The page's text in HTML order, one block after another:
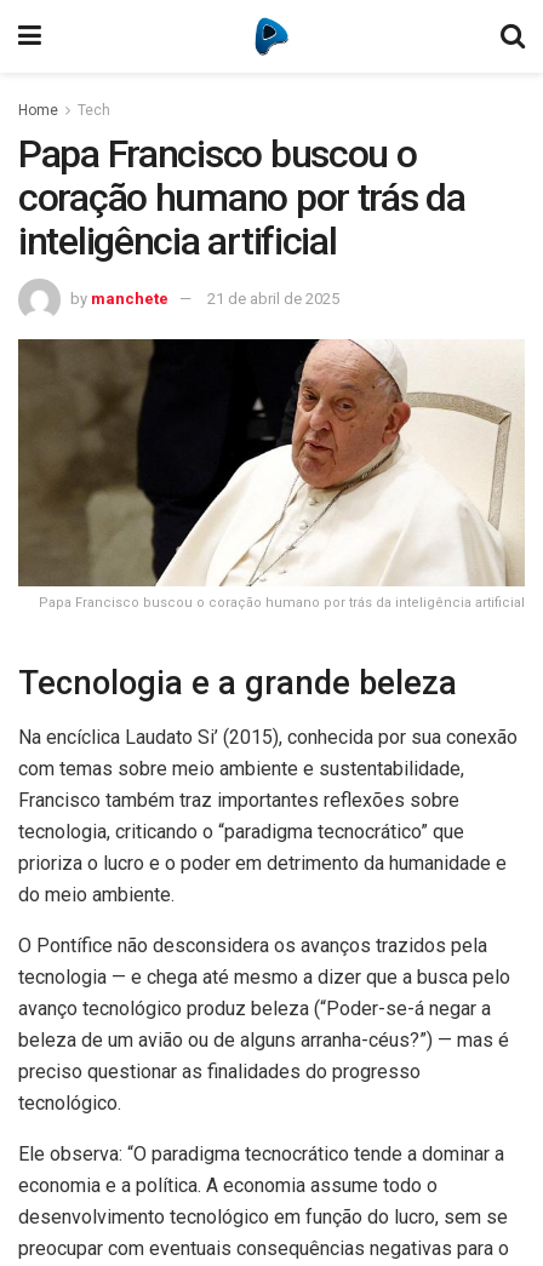
Home Tech
Papa Francisco buscou o
coração humano por trás da
inteligência artificial
by manchete 21 de abril de 2025
Papa Francisco buscou o coração humano por trás da inteligência artificial
Tecnologia e a grande beleza
Na encíclica Laudato Si’ (2015), conhecida por sua conexão
com temas sobre meio ambiente e sustentabilidade,
Francisco também traz importantes reflexões sobre
tecnologia, criticando o “paradigma tecnocrático” que
prioriza o lucro e o poder em detrimento da humanidade e
do meio ambiente.
O Pontífice não desconsidera os avanços trazidos pela
tecnologia — e chega até mesmo a dizer que a busca pelo
avanço tecnológico produz beleza (“Poder-se-á negar a
beleza de um avião ou de alguns arranha-céus?”) — mas é
preciso questionar as finalidades do progresso
tecnológico.
Ele observa: “O paradigma tecnocrático tende a dominar a
economia e a política. A economia assume todo o
desenvolvimento tecnológico em função do lucro, sem se
preocupar com eventuais consequências negativas para o